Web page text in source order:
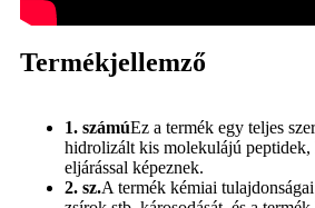
Termékjellemző
1. számúEz a termék egy teljes
hidrolizált kis molekulájú peptidek,
eljárással képeznek.
2. sz.A termék kémiai